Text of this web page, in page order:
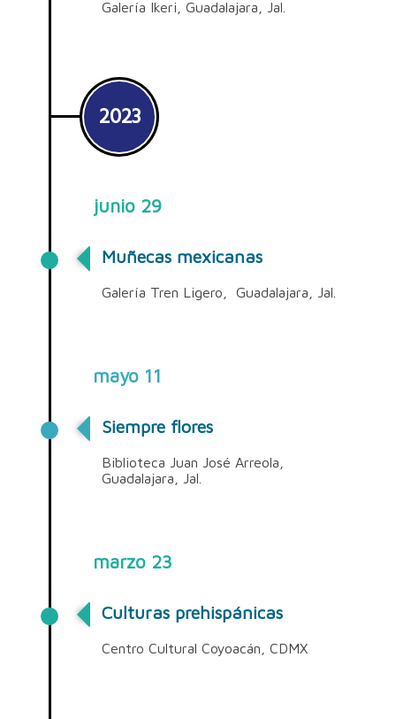
Galería Ikeri, Guadalajara, Jal.
2023
junio 29
Muñecas mexicanas
Galería Tren Ligero, Guadalajara, Jal.
mayo 11
Siempre flores
Biblioteca Juan José Arreola,
Guadalajara, Jal.
marzo 23
Culturas prehispánicas
Centro Cultural Coyoacán, CDMX